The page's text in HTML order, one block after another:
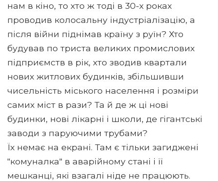
нам в кіно, то хто ж тоді в 30-х роках
проводив колосальну індустріалізацію, а
після війни піднімав країну з руїн? Хто
будував по триста великих промислових
підприємств в рік, хто зводив квартали
нових житлових будинків, збільшивши
чисельність міського населення і розміри
самих міст в рази? Та й де ж ці нові
будинки, нові лікарні і школи, де гігантські
заводи з паруючими трубами?
Їх немає на екрані. Там є тільки загиджені
"комуналка" в аварійному стані і її
мешканці, які взагалі ніде не працюють.